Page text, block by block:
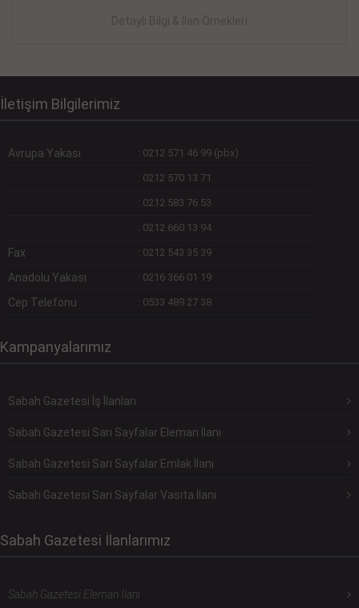
Detaylı Bilgi & İlan Örnekleri
İletişim Bilgilerimiz
Avrupa Yakası : 0212 571 46 99 (pbx)
: 0212 570 13 71
: 0212 583 76 53
: 0212 660 13 94
Fax : 0212 543 35 39
Anadolu Yakası : 0216 366 01 19
Cep Telefonu : 0533 489 27 38
Kampanyalarımız
Sabah Gazetesi İş İlanları
Sabah Gazetesi Sarı Sayfalar Eleman İlanı
Sabah Gazetesi Sarı Sayfalar Emlak İlanı
Sabah Gazetesi Sarı Sayfalar Vasıta İlanı
Sabah Gazetesi İlanlarımız
Sabah Gazetesi Eleman İlanı